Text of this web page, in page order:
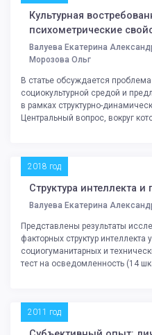
Культурная
психометрические
Валуева Екатерина
Морозова Ольг
В статье обсуждается
социокультурной средой и
в рамках структурно-
Центральный вопрос, вокруг
2018 год
Структура интеллекта и
Валуева Екатерина
Представлены результаты
факторных структур интеллекта
социогуманитарных и
тест на осведомленность (14
2011 год